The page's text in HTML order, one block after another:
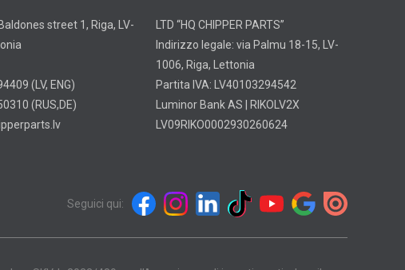
street 1, Riga, LV-
(LV, ENG)
(RUS,DE)
LTD “HQ CHIPPER PARTS”
Indirizzo legale: via Palmu 18-15, LV-
1006, Riga, Lettonia
Partita IVA: LV40103294542
Luminor Bank AS | RIKOLV2X
LV09RIKO0002930260624
Seguici qui: